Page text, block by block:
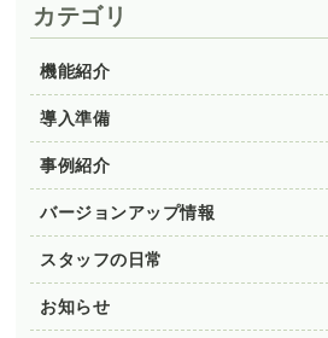
カテゴリ
機能紹介
導入準備
事例紹介
バージョンアップ情報
スタッフの日常
お知らせ